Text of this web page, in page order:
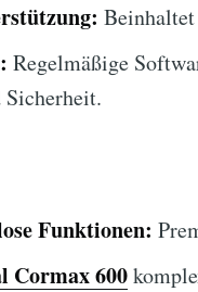
Regelmäßige
Funktionen:
Cormax 600